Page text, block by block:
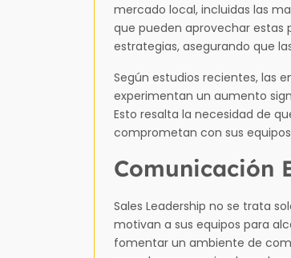
mercado local, incluidas las
que pueden aprovechar estas
estrategias, asegurando que
Según estudios recientes, las
experimentan un aumento
Esto resalta la necesidad de
comprometan con sus
Comunicación
Sales Leadership no se trata
motivan a sus equipos para
fomentar un ambiente de